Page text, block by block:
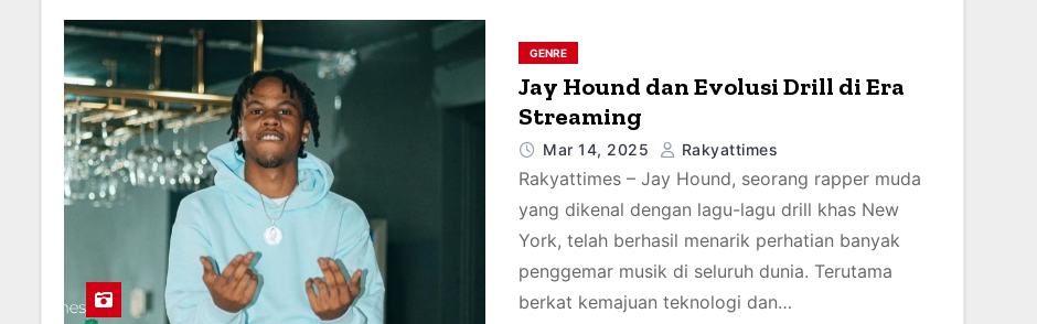
GENRE
Jay Hound dan Evolusi Drill di Era
Streaming
Mar 14, 2025 Rakyattimes
Rakyattimes – Jay Hound, seorang rapper muda
yang dikenal dengan lagu-lagu drill khas New
York, telah berhasil menarik perhatian banyak
penggemar musik di seluruh dunia. Terutama
berkat kemajuan teknologi dan…